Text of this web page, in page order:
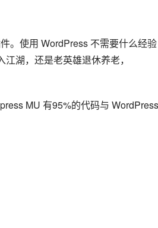
。使用 WordPress 不需要什么经
湖，还是老英雄退休养老，
MU 有95%的代码与 WordPress